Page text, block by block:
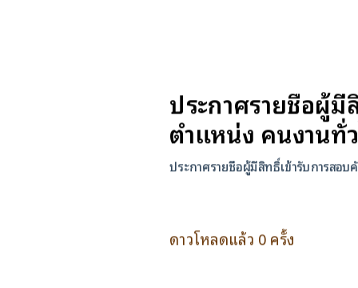
ประกาศรายชือผู้
ตำแหน่ง คนงานทั่
ประกาศรายชือผู้มีสิทธิ์เข้ารับการส
ดาวโหลดแล้ว 0 ครั้ง